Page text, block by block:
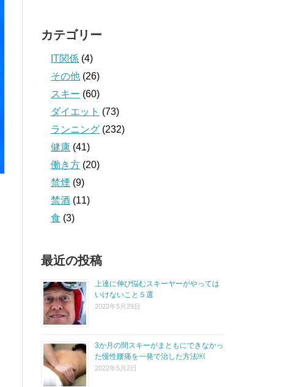
カテゴリー
IT関係 (4)
その他 (26)
スキー (60)
ダイエット (73)
ランニング (232)
健康 (41)
働き方 (20)
禁煙 (9)
禁酒 (11)
食 (3)
最近の投稿
上達に伸び悩むスキーヤーがやっては
いけないこと５選
2022年5月29日
3か月の間スキーがまともにできなかっ
た慢性腰痛を一発で治した方法￼
2022年5月2日